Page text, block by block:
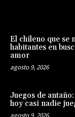
El chileno que se
habitantes en
amor
agosto 9, 2026
Juegos de
hoy casi nadie